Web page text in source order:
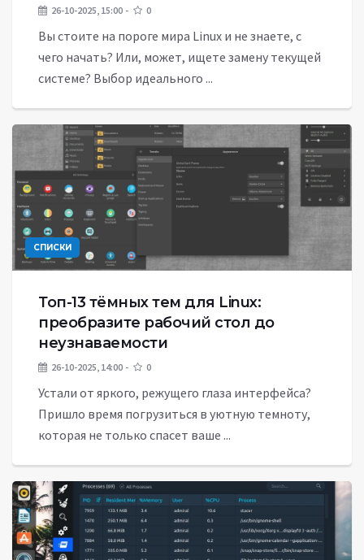
26-10-2025, 15:00 0
Вы стоите на пороге мира Linux и не знаете, с
чего начать? Или, может, ищете замену текущей
системе? Выбор идеального ...
СПИСКИ
Топ-13 тёмных тем для Linux:
преобразите рабочий стол до
неузнаваемости
26-10-2025, 14:00 0
Устали от яркого, режущего глаза интерфейса?
Пришло время погрузиться в уютную темноту,
которая не только спасет ваше ...